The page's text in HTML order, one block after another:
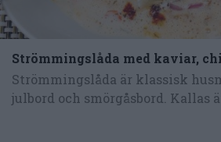
Strömmingslåda med kaviar,
Strömmingslåda är klassisk
julbord och smörgåsbord. Kallas